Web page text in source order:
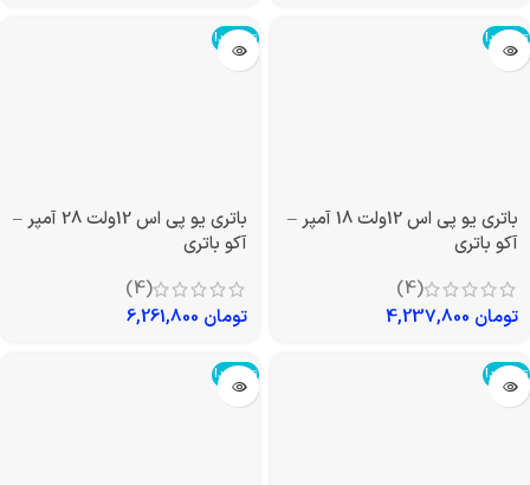
تمام شد!
باتری یو پی اس 12ولت 18 آمپر –
آکو باتری
(4)
تومان
تمام شد!
باتری یو پی اس 12ولت 28 آمپر –
آکو باتری
(4)
تومان
تمام شد! تمام شد!